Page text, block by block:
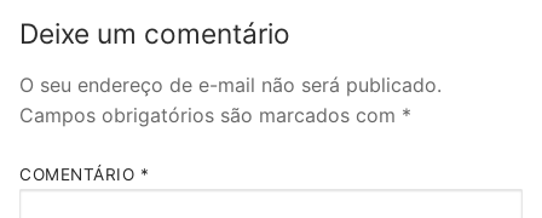
Deixe um comentário
O seu endereço de e-mail não será publicado.
Campos obrigatórios são marcados com *
COMENTÁRIO *